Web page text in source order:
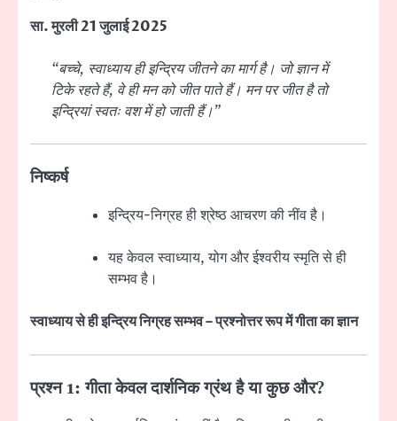
सा. मुरली 21 जुलाई 2025
“बच्चे, स्वाध्याय ही इन्द्रिय जीतने का मार्ग है। जो ज्ञान में
टिके रहते हैं, वे ही मन को जीत पाते हैं। मन पर जीत है तो
इन्द्रियां स्वतः वश में हो जाती हैं।”
निष्कर्ष
इन्द्रिय-निग्रह ही श्रेष्ठ आचरण की नींव है।
यह केवल स्वाध्याय, योग और ईश्वरीय स्मृति से ही
सम्भव है।
स्वाध्याय से ही इन्द्रिय निग्रह सम्भव – प्रश्नोत्तर रूप में गीता का ज्ञान
प्रश्न 1: गीता केवल दार्शनिक ग्रंथ है या कुछ और?